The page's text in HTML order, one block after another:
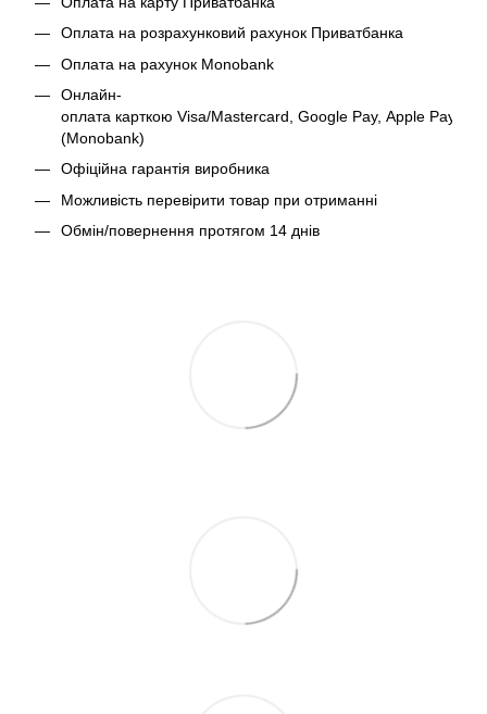
Оплата на розрахунковий рахунок Приватбанка
Оплата на рахунок Monobank
Онлайн-
оплата карткою Visa/Mastercard, Google Pay, Apple Pay
(Monobank)
Офіційна гарантія виробника
Можливість перевірити товар при отриманні
Обмін/повернення протягом 14 днів